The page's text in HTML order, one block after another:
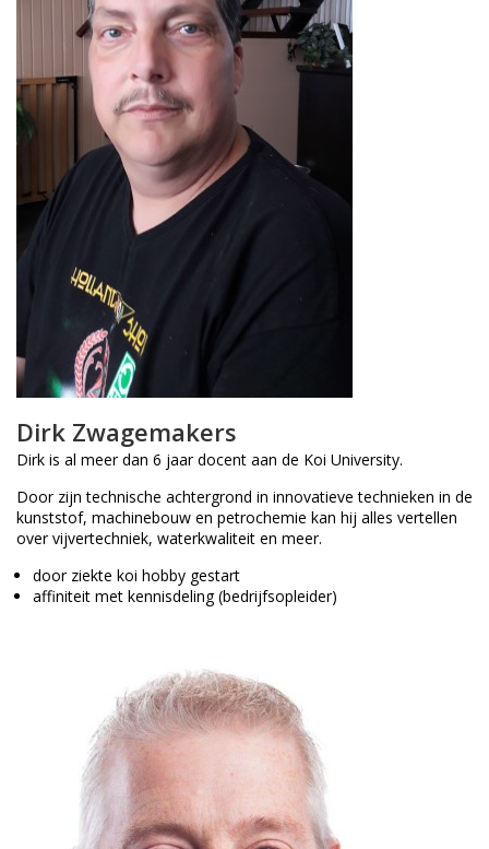
Dirk Zwagemakers
Dirk is al meer dan 6 jaar docent aan de Koi University.
Door zijn technische achtergrond in innovatieve technieken in de
kunststof, machinebouw en petrochemie kan hij alles vertellen
over vijvertechniek, waterkwaliteit en meer.
door ziekte koi hobby gestart
affiniteit met kennisdeling (bedrijfsopleider)